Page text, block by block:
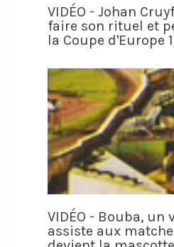
VIDÉO - Johan
faire son rituel et
la Coupe d'Europe
VIDÉO - Bouba, un
assiste aux